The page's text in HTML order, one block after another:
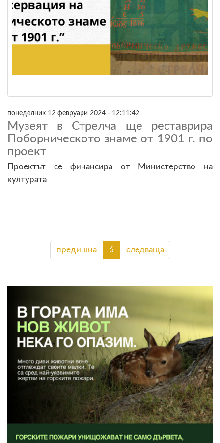
понеделник 12 февруари 2024 - 12:11:42
Музеят в Стрелча ще реставрира
Поборническото знаме от 1901 г. по
проект
Проектът се финансира от Министерство на
културата
предишна 6 следваща